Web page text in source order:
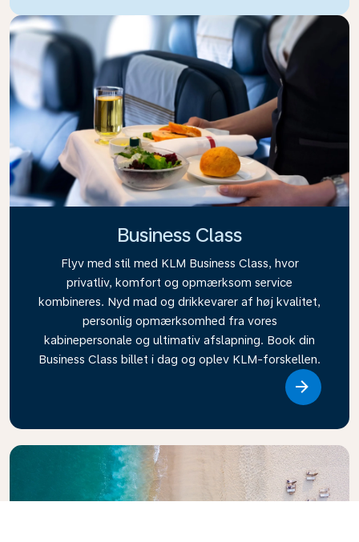
Business Class
Flyv med stil med KLM Business Class, hvor
privatliv, komfort og opmærksom service
kombineres. Nyd mad og drikkevarer af høj kvalitet,
personlig opmærksomhed fra vores
kabinepersonale og ultimativ afslapning. Book din
Business Class billet i dag og oplev KLM-forskellen.